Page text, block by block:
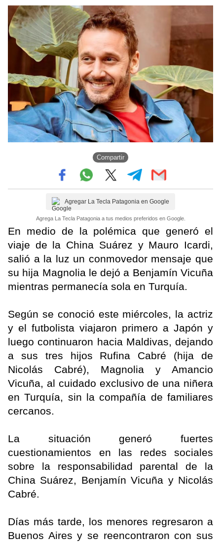
Compartir
Agregar La Tecla Patagonia en Google
Agrega La Tecla Patagonia a tus medios preferidos en Google.
En medio de la polémica que generó el
viaje de la China Suárez y Mauro Icardi,
salió a la luz un conmovedor mensaje que
su hija Magnolia le dejó a Benjamín Vicuña
mientras permanecía sola en Turquía.
Según se conoció este miércoles, la actriz
y el futbolista viajaron primero a Japón y
luego continuaron hacia Maldivas, dejando
a sus tres hijos Rufina Cabré (hija de
Nicolás Cabré), Magnolia y Amancio
Vicuña, al cuidado exclusivo de una niñera
en Turquía, sin la compañía de familiares
cercanos.
La situación generó fuertes
cuestionamientos en las redes sociales
sobre la responsabilidad parental de la
China Suárez, Benjamín Vicuña y Nicolás
Cabré.
Días más tarde, los menores regresaron a
Buenos Aires y se reencontraron con sus